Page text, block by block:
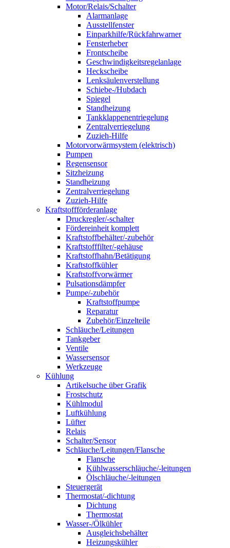
Motor/Relais/Schalter
Alarmanlage
Ausstellfenster
Einparkhilfe/Rückfahrwarner
Fensterheber
Frontscheibe
Geschwindigkeitsregelanlage
Heckscheibe
Lenksäulenverstellung
Schiebe-/Hubdach
Spiegel
Standheizung
Tankklappenentriegelung
Zentralverriegelung
Zuzieh-Hilfe
Motorvorwärmsystem (elektrisch)
Pumpen
Regensensor
Sitzheizung
Standheizung
Zentralverriegelung
Zuzieh-Hilfe
Kraftstoffförderanlage
Druckregler/-schalter
Fördereinheit komplett
Kraftstoffbehälter/-zubehör
Kraftstofffilter/-gehäuse
Kraftstoffhahn/Betätigung
Kraftstoffkühler
Kraftstoffvorwärmer
Pulsationsdämpfer
Pumpe/-zubehör
Kraftstoffpumpe
Reparatur
Zubehör/Einzelteile
Schläuche/Leitungen
Tankgeber
Ventile
Wassersensor
Werkzeuge
Kühlung
Artikelsuche über Grafik
Frostschutz
Kühlmodul
Luftkühlung
Lüfter
Relais
Schalter/Sensor
Schläuche/Leitungen/Flansche
Flansche
Kühlwasserschläuche/-leitungen
Ölschläuche/-leitungen
Steuergerät
Thermostat/-dichtung
Dichtung
Thermostat
Wasser-/Ölkühler
Ausgleichsbehälter
Heizungskühler